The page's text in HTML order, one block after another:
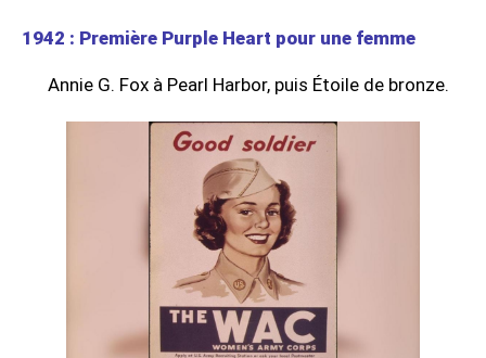
1942 : Première Purple Heart pour une femme
Annie G. Fox à Pearl Harbor, puis Étoile de bronze.